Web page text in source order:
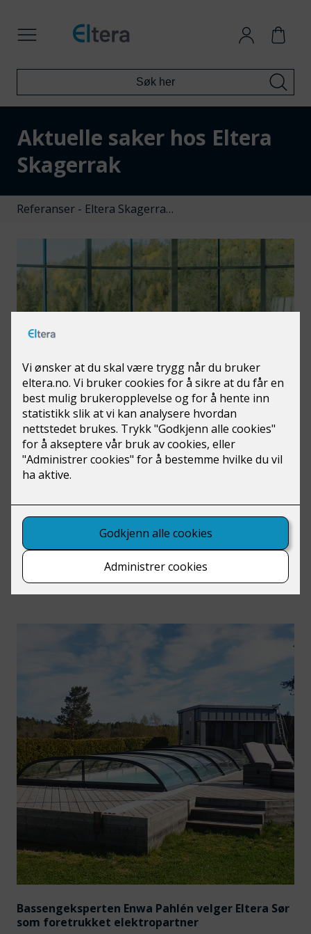
Aktuelle saker hos Eltera
Skagerrak
Referanser - Eltera Skagerra…
Ny Biltema-butikk i Bamble
Eltera Skagerrak er stolt leverandør av alle el-
installasjoner på den nye Biltema-butikken på
Bamble.
Bassengeksperten Enwa Pahlén velger Eltera Sør
som foretrukket elektropartner